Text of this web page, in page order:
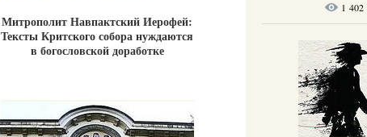
Митрополит Навпактский Иерофей:
Тексты Критского собора нуждаются
в богословской доработке
1 402